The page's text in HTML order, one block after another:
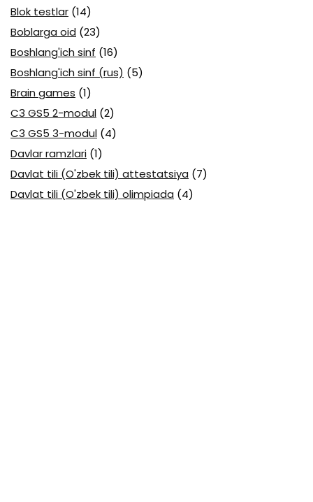
Blok testlar (14)
Boblarga oid (23)
Boshlang'ich sinf (16)
Boshlang'ich sinf (rus) (5)
Brain games (1)
C3 GS5 2-modul (2)
C3 GS5 3-modul (4)
Davlar ramzlari (1)
Davlat tili (O'zbek tili) attestatsiya (7)
Davlat tili (O'zbek tili) olimpiada (4)